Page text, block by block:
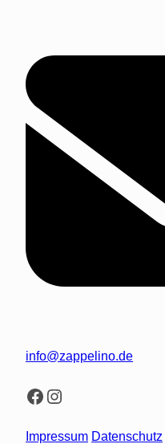
info@zappelino.de
Facebook
Instagram
Impressum Datenschutz